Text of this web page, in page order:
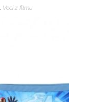
Veci z filmu